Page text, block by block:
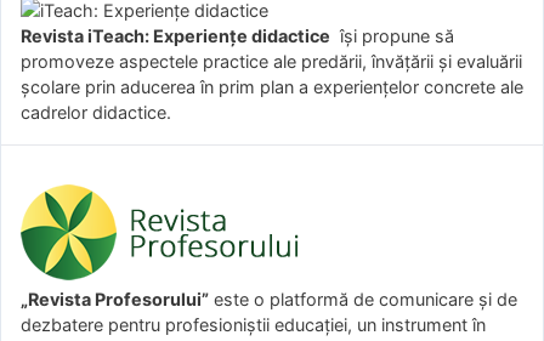
Revista iTeach: Experienţe didactice îşi propune să
promoveze aspectele practice ale predării, învăţării şi evaluării
şcolare prin aducerea în prim plan a experienţelor concrete ale
cadrelor didactice.
„Revista Profesorului” este o platformă de comunicare și de
dezbatere pentru profesioniștii educației, un instrument în